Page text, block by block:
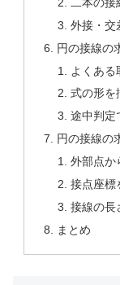
外接・交
円の接線の
よくある
式の形を
途中判定
円の接線の
外部点か
接点座標
接線の長
まとめ